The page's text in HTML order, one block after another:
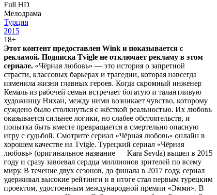
Full HD
Мелодрама
Турция
2015
18+
Этот контент предоставлен Wink и показывается с
рекламой. Подписка Tvigle не отключает рекламу в этом
сериале. «Чёрная любовь» — это история о запретной
страсти, классовых барьерах и трагедии, которая навсегда
изменила жизни главных героев. Когда скромный инженер
Кемаль из рабочей семьи встречает богатую и талантливую
художницу Нихан, между ними возникает чувство, которому
суждено было столкнуться с жёсткой реальностью. Их любовь
оказывается сильнее логики, но слабее обстоятельств, и
попытка быть вместе превращается в смертельно опасную
игру с судьбой. Смотрите сериал «Чёрная любовь» онлайн в
хорошем качестве на Tvigle. Турецкий сериал «Чёрная
любовь» (оригинальное название — Kara Sevda) вышел в 2015
году и сразу завоевал сердца миллионов зрителей по всему
миру. В течение двух сезонов, до финала в 2017 году, сериал
удерживал высокие рейтинги и в итоге стал первым турецким
проектом, удостоенным международной премии «Эмми». В